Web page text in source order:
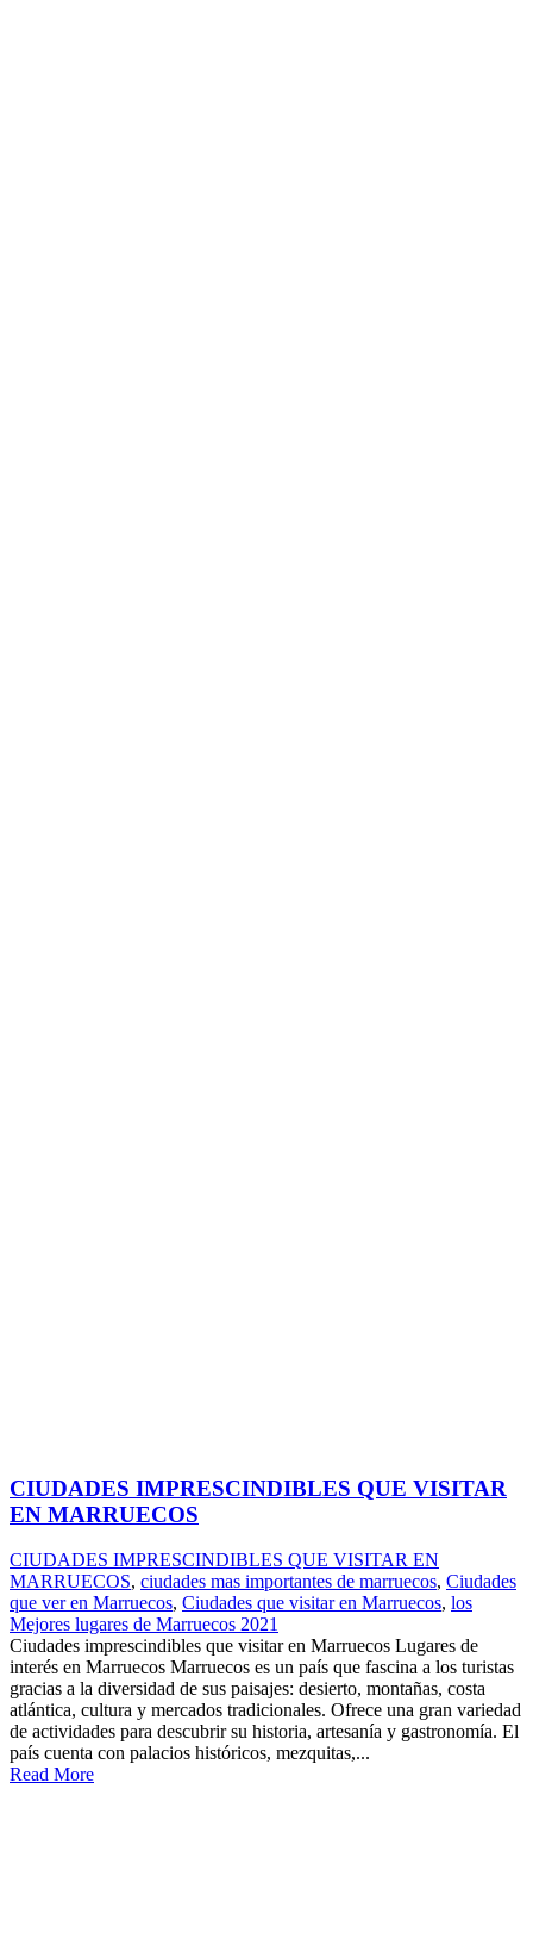
CIUDADES IMPRESCINDIBLES QUE VISITAR
EN MARRUECOS
CIUDADES IMPRESCINDIBLES QUE VISITAR EN
MARRUECOS, ciudades mas importantes de marruecos, Ciudades
que ver en Marruecos, Ciudades que visitar en Marruecos, los
Mejores lugares de Marruecos 2021
Ciudades imprescindibles que visitar en Marruecos Lugares de
interés en Marruecos Marruecos es un país que fascina a los turistas
gracias a la diversidad de sus paisajes: desierto, montañas, costa
atlántica, cultura y mercados tradicionales. Ofrece una gran variedad
de actividades para descubrir su historia, artesanía y gastronomía. El
país cuenta con palacios históricos, mezquitas,...
Read More